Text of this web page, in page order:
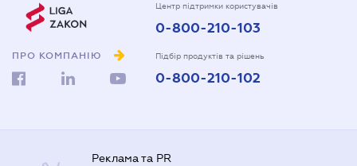
ПРО КОМПАНІЮ
Центр підтримки користувачів
0-800-210-103
Підбір продуктів та рішень
0-800-210-102
Реклама та PR